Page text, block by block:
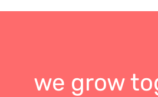
we grow